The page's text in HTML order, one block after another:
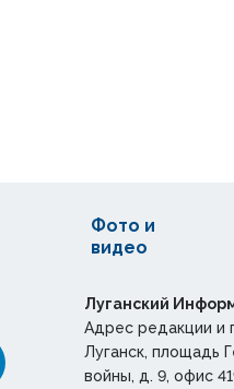
Фото и
видео
Луганский
Адрес редакции и
Луганск, площадь
войны, д. 9, офис